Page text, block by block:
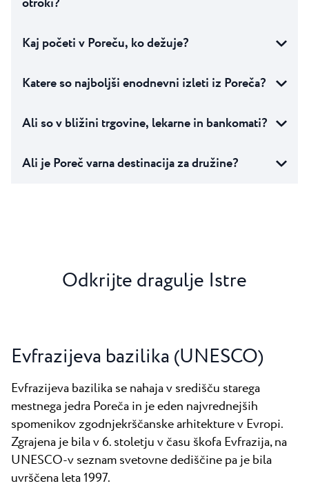
Kaj početi v Poreču, ko dežuje?
Katere so najboljši enodnevni izleti iz Poreča?
Ali so v bližini trgovine, lekarne in bankomati?
Ali je Poreč varna destinacija za družine?
Odkrijte dragulje Istre
Evfrazijeva bazilika (UNESCO)
Evfrazijeva bazilika se nahaja v središču starega
mestnega jedra Poreča in je eden najvrednejših
spomenikov zgodnjekrščanske arhitekture v Evropi.
Zgrajena je bila v 6. stoletju v času škofa Evfrazija, na
UNESCO-v seznam svetovne dediščine pa je bila
uvrščena leta 1997.